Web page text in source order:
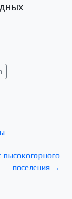
высокогорного
поселения →